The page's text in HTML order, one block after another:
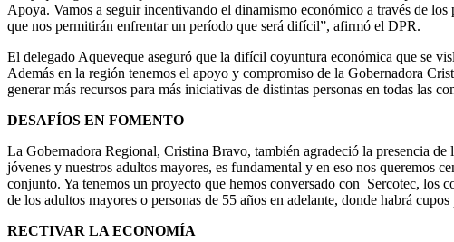
Apoya. Vamos a seguir incentivando el dinamismo económico a través de
que nos permitirán enfrentar un período que será difícil”, afirmó el DPR.
El delegado Aqueveque aseguró que la difícil coyuntura económica que se
Además en la región tenemos el apoyo y compromiso de la Gobernadora
generar más recursos para más iniciativas de distintas personas en todas las
DESAFÍOS EN FOMENTO
La Gobernadora Regional, Cristina Bravo, también agradeció la presencia
jóvenes y nuestros adultos mayores, es fundamental y en eso nos queremos
conjunto. Ya tenemos un proyecto que hemos conversado con Sercotec, los
de los adultos mayores o personas de 55 años en adelante, donde habrá
RECTIVAR LA ECONOMÍA